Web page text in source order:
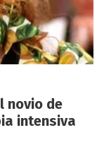
novio de
intensiva